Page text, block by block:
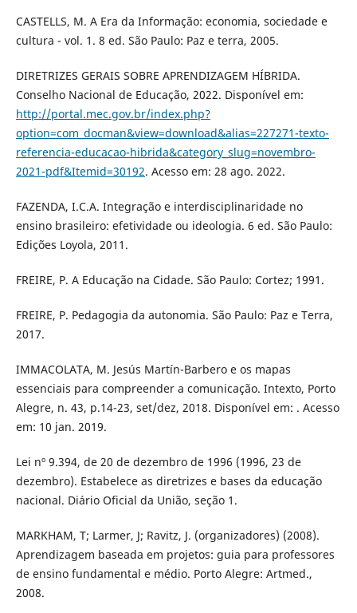
CASTELLS, M. A Era da Informação: economia, sociedade e
cultura - vol. 1. 8 ed. São Paulo: Paz e terra, 2005.
DIRETRIZES GERAIS SOBRE APRENDIZAGEM HÍBRIDA.
Conselho Nacional de Educação, 2022. Disponível em:
http://portal.mec.gov.br/index.php?
option=com_docman&view=download&alias=227271-texto-
referencia-educacao-hibrida&category_slug=novembro-
2021-pdf&Itemid=30192. Acesso em: 28 ago. 2022.
FAZENDA, I.C.A. Integração e interdisciplinaridade no
ensino brasileiro: efetividade ou ideologia. 6 ed. São Paulo:
Edições Loyola, 2011.
FREIRE, P. A Educação na Cidade. São Paulo: Cortez; 1991.
FREIRE, P. Pedagogia da autonomia. São Paulo: Paz e Terra,
2017.
IMMACOLATA, M. Jesús Martín-Barbero e os mapas
essenciais para compreender a comunicação. Intexto, Porto
Alegre, n. 43, p.14-23, set/dez, 2018. Disponível em: . Acesso
em: 10 jan. 2019.
Lei nº 9.394, de 20 de dezembro de 1996 (1996, 23 de
dezembro). Estabelece as diretrizes e bases da educação
nacional. Diário Oficial da União, seção 1.
MARKHAM, T; Larmer, J; Ravitz, J. (organizadores) (2008).
Aprendizagem baseada em projetos: guia para professores
de ensino fundamental e médio. Porto Alegre: Artmed.,
2008.